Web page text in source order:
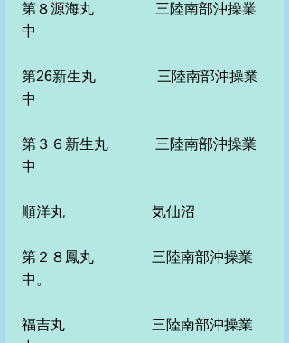
第８源海丸　　　 　三陸南部沖操業
中
第26新生丸　　　　 三陸南部沖操業
中
第３６新生丸　　　 三陸南部沖操業
中
順洋丸　　　　　　気仙沼
第２８鳳丸　　　　三陸南部沖操業
中。
福吉丸　　　　　　三陸南部沖操業